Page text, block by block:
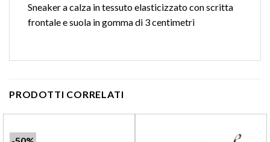
Sneaker a calza in tessuto elasticizzato con scritta
frontale e suola in gomma di 3 centimetri
PRODOTTI CORRELATI